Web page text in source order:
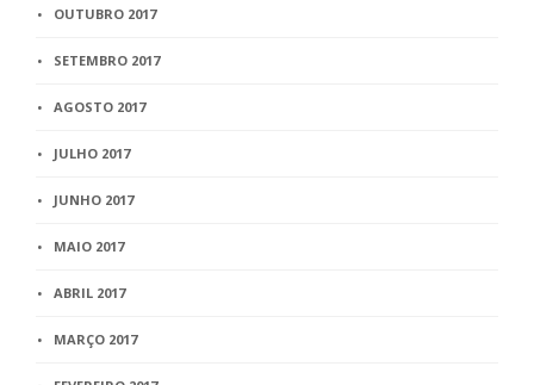
OUTUBRO 2017
SETEMBRO 2017
AGOSTO 2017
JULHO 2017
JUNHO 2017
MAIO 2017
ABRIL 2017
MARÇO 2017